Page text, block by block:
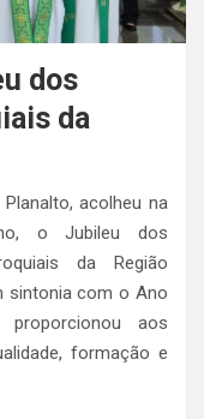
dos
da
acolheu na
o Jubileu dos
da Região
sintonia com o Ano
proporcionou aos
formação e